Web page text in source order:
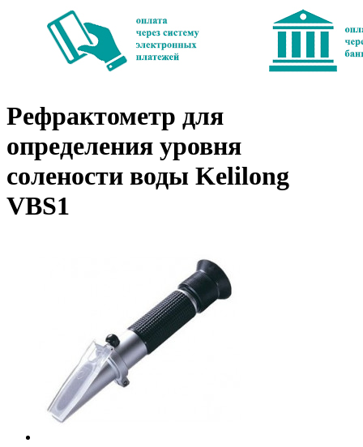
Рефрактометр для
определения уровня
солености воды Kelilong
VBS1